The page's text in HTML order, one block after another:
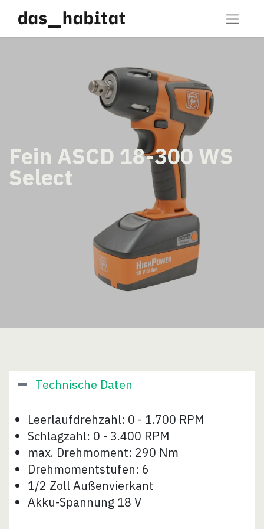
Fein ASCD 18-300 WS
Select
Technische Daten
Leerlaufdrehzahl: 0 - 1.700 RPM
Schlagzahl: 0 - 3.400 RPM
max. Drehmoment: 290 Nm
Drehmomentstufen: 6
1/2 Zoll Außenvierkant
Akku-Spannung 18 V